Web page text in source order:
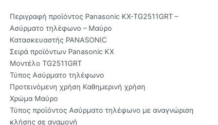
Περιγραφή προϊόντος Panasonic KX-TG2511GRT –
Ασύρματο τηλέφωνο – Μαύρο
Κατασκευαστής PANASONIC
Σειρά προϊόντων Panasonic KX
Μοντέλο TG2511GRT
Τύπος Ασύρματο τηλέφωνο
Προτεινόμενη χρήση Καθημερινή χρήση
Χρώμα Μαύρο
Τύπος προϊόντος Ασύρματο τηλέφωνο με αναγνώριση
κλήσης σε αναμονή